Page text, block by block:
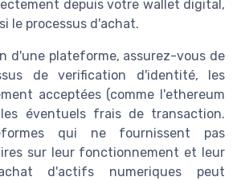
depuis votre wallet digital,
le processus d'achat.
d'une plateforme, assurez-vous de
de verification d'identité, les
acceptées (comme l'ethereum
éventuels frais de transaction.
qui ne fournissent pas
sur leur fonctionnement et leur
d'actifs numeriques peut